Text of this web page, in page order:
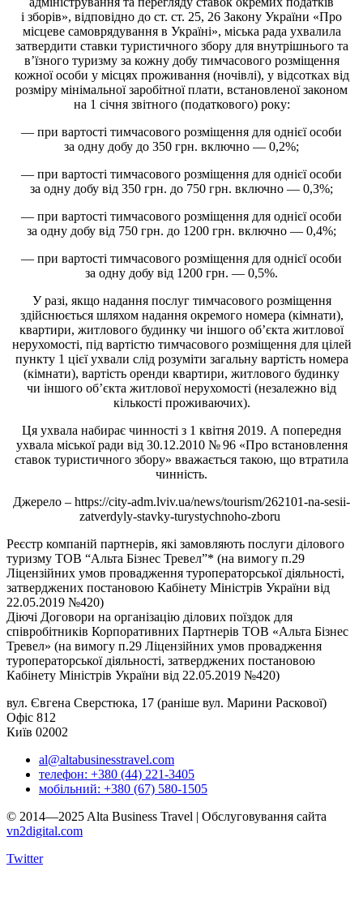
і зборів», відповідно до ст. ст. 25, 26 Закону України «Про
місцеве самоврядування в Україні», міська рада ухвалила
затвердити ставки туристичного збору для внутрішнього та
в’їзного туризму за кожну добу тимчасового розміщення
кожної особи у місцях проживання (ночівлі), у відсотках від
розміру мінімальної заробітної плати, встановленої законом
на 1 січня звітного (податкового) року:
— при вартості тимчасового розміщення для однієї особи
за одну добу до 350 грн. включно — 0,2%;
— при вартості тимчасового розміщення для однієї особи
за одну добу від 350 грн. до 750 грн. включно — 0,3%;
— при вартості тимчасового розміщення для однієї особи
за одну добу від 750 грн. до 1200 грн. включно — 0,4%;
— при вартості тимчасового розміщення для однієї особи
за одну добу від 1200 грн. — 0,5%.
У разі, якщо надання послуг тимчасового розміщення
здійснюється шляхом надання окремого номера (кімнати),
квартири, житлового будинку чи іншого об’єкта житлової
нерухомості, під вартістю тимчасового розміщення для цілей
пункту 1 цієї ухвали слід розуміти загальну вартість номера
(кімнати), вартість оренди квартири, житлового будинку
чи іншого об’єкта житлової нерухомості (незалежно від
кількості проживаючих).
Ця ухвала набирає чинності з 1 квітня 2019. А попередня
ухвала міської ради від 30.12.2010 № 96 «Про встановлення
ставок туристичного збору» вважається такою, що втратила
чинність.
Джерело – https://city-adm.lviv.ua/news/tourism/262101-na-sesii-
zatverdyly-stavky-turystychnoho-zboru
Реєстр компаній партнерів, які замовляють послуги ділового
туризму ТОВ “Альта Бізнес Тревел”* (на вимогу п.29
Ліцензійних умов провадження туроператорської діяльності,
затверджених постановою Кабінету Міністрів України від
22.05.2019 №420)
Діючі Договори на організацію ділових поїздок для
співробітників Корпоративних Партнерів ТОВ «Альта Бізнес
Тревел» (на вимогу п.29 Ліцензійних умов провадження
туроператорської діяльності, затверджених постановою
Кабінету Міністрів України від 22.05.2019 №420)
вул. Євгена Сверстюка, 17 (раніше вул. Марини Раскової)
Офіс 812
Київ 02002
al@altabusinesstravel.com
телефон: +380 (44) 221-3405
мобільний: +380 (67) 580-1505
© 2014—2025 Alta Business Travel | Обслуговування сайта
vn2digital.com
Twitter